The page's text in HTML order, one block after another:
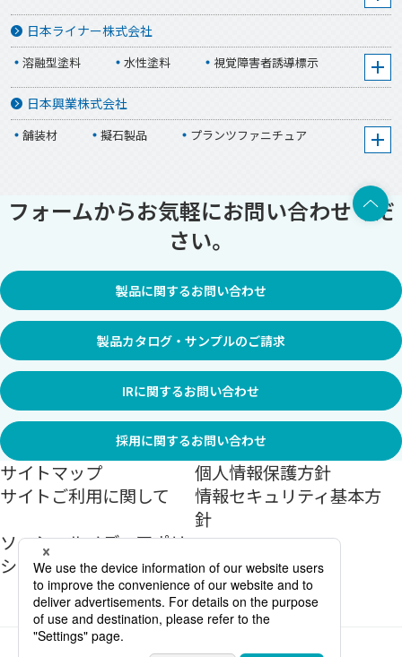
断熱サッシ等用複合板、框用複合板(防犯対策品)、塗装
済み看板用複合板
グリーンボード用複合板(SSシリーズ)
仮設防音パネル・ビルガード
スペーシアパイプ
メタルジョイント
プラスチックジョイント
キャスター
日本ライナー株式会社
溶融型塗料 水性塗料
視覚障害者誘導標示
すべり止め舗装材
カラー舗装材
遮熱性舗装材
自発光道路鋲
線形誘導標
眩光防止施設
ゴム製ハンプ
保安灯
日本興業株式会社
舗装材 擬石製品
プランツファニチュア
エクステリア:ガーデン製品
エクステリア:積み材製品
暗渠
貯留
擁壁
道路資材
共同溝・CCBOX・情報BOX
水路関連
住宅関連
住宅関連:防災システム
住宅関連:災害用緊急トイレ
住宅関連:土留めブロック
特殊コンクリート
フォームからお気軽にお問い合わせくだ
さい。
製品に関するお問い合わせ
製品カタログ・サンプルのご請求
IRに関するお問い合わせ
採用に関するお問い合わせ
サイトマップ
個人情報保護方針
サイトご利用に関して
情報セキュリティ基本方
針
ソーシャルメディアポリ
シー